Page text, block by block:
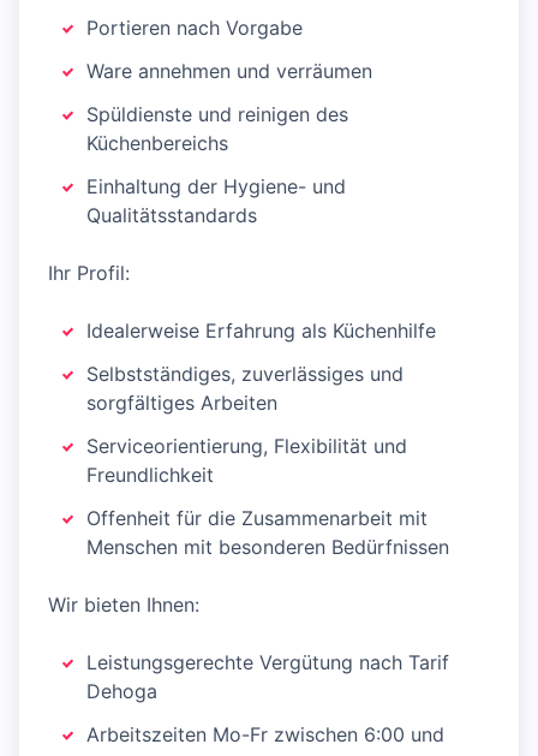
Portieren nach Vorgabe
Ware annehmen und verräumen
Spüldienste und reinigen des
Küchenbereichs
Einhaltung der Hygiene- und
Qualitätsstandards
Ihr Profil:
Idealerweise Erfahrung als Küchenhilfe
Selbstständiges, zuverlässiges und
sorgfältiges Arbeiten
Serviceorientierung, Flexibilität und
Freundlichkeit
Offenheit für die Zusammenarbeit mit
Menschen mit besonderen Bedürfnissen
Wir bieten Ihnen:
Leistungsgerechte Vergütung nach Tarif
Dehoga
Arbeitszeiten Mo-Fr zwischen 6:00 und